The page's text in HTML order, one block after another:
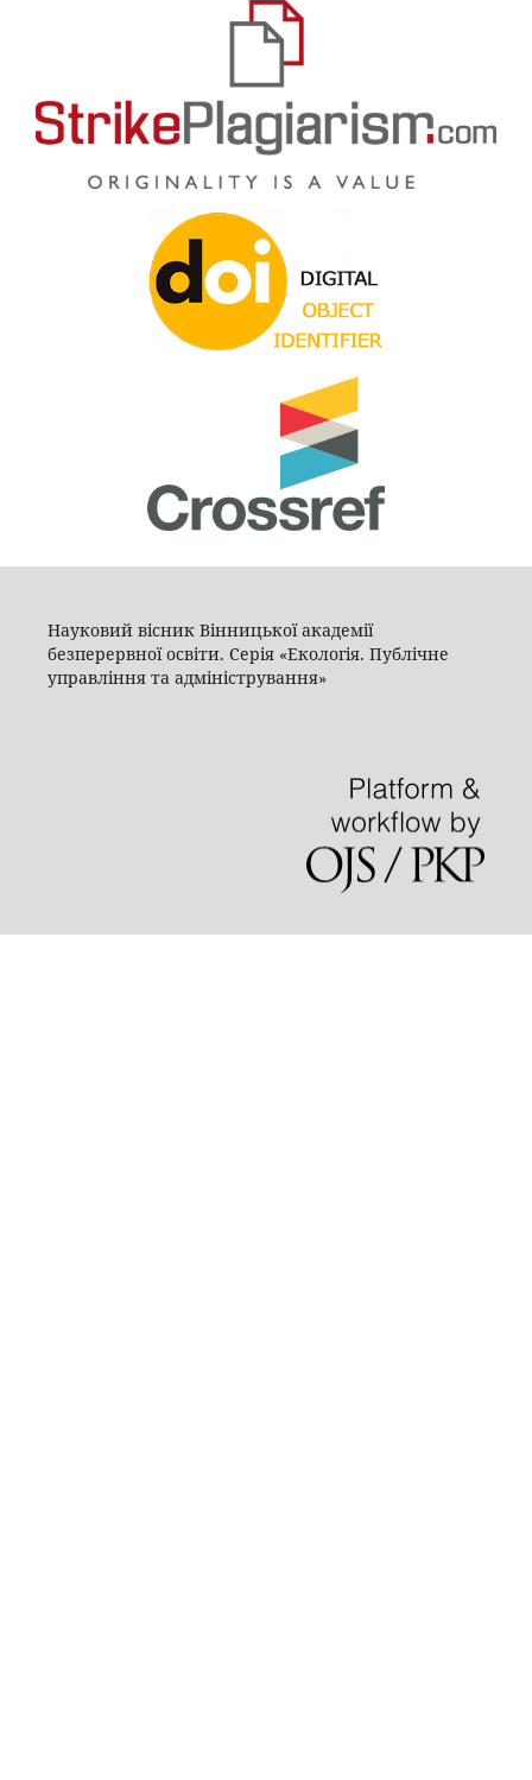
Науковий вісник Вінницької академії
безперервної освіти. Серія «Екологія. Публічне
управління та адміністрування»